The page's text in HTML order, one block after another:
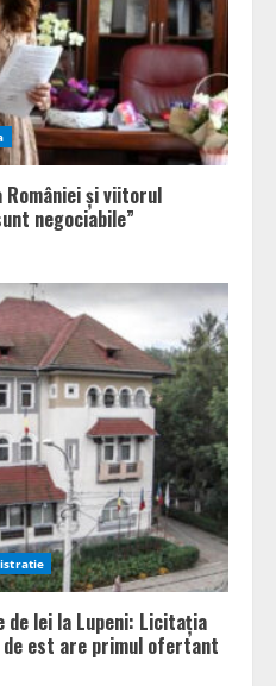
și viitorul
negociabile”
de lei la Lupeni: Licitația
est are primul ofertant